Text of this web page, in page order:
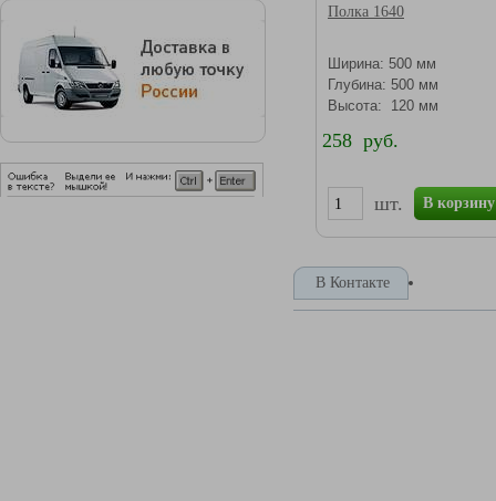
Полка 1640
Ширина: 500 мм
Глубина: 500 мм
Высота: 120 мм
258 руб.
шт. В корзину
В Контакте